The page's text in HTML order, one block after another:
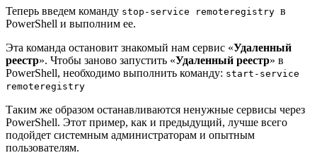
Теперь введем команду stop-service remoteregistry в
PowerShell и выполним ее.
Эта команда остановит знакомый нам сервис «Удаленный
реестр». Чтобы заново запустить «Удаленный реестр» в
PowerShell, необходимо выполнить команду: start-service
remoteregistry
Таким же образом останавливаются ненужные сервисы через
PowerShell. Этот пример, как и предыдущий, лучше всего
подойдет системным администраторам и опытным
пользователям.